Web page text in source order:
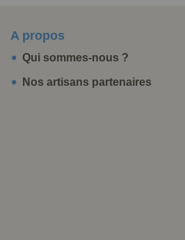
A propos
Qui sommes-nous ?
Nos artisans partenaires